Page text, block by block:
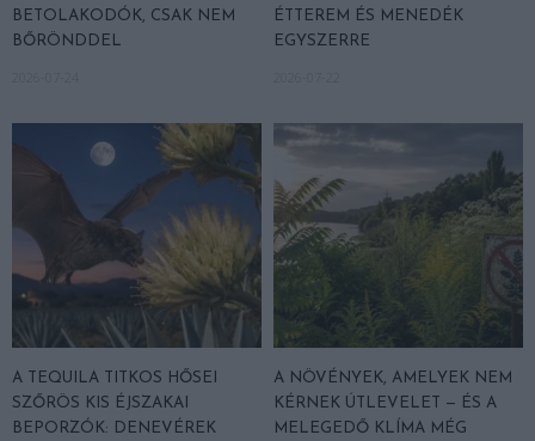
BETOLAKODÓK, CSAK NEM
BŐRÖNDDEL
ÉTTEREM ÉS MENEDÉK
EGYSZERRE
A TEQUILA TITKOS HŐSEI
SZŐRÖS KIS ÉJSZAKAI
BEPORZÓK: DENEVÉREK
A NÖVÉNYEK, AMELYEK NEM
KÉRNEK ÚTLEVELET — ÉS A
MELEGEDŐ KLÍMA MÉG